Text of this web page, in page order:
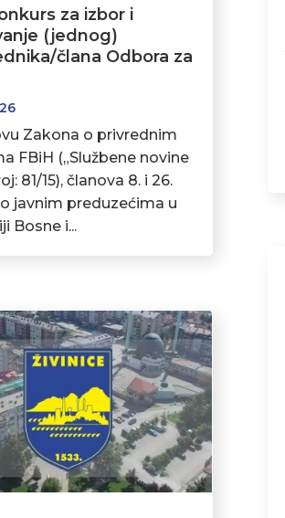
za izbor i
(jednog)
člana Odbora za
Zakona o privrednim
FBiH („Službene novine
81/15), članova 8. i 26.
javnim preduzećima u
Bosne i...